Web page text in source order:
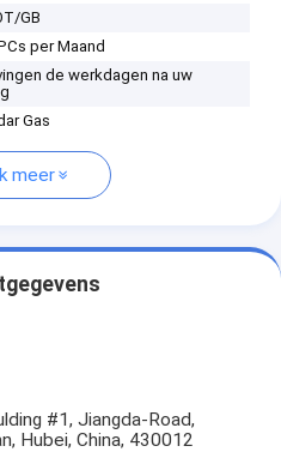
GB
per Maand
de werkdagen na uw
Gas
meer
#1, Jiangda-Road,
Hubei, China, 430012